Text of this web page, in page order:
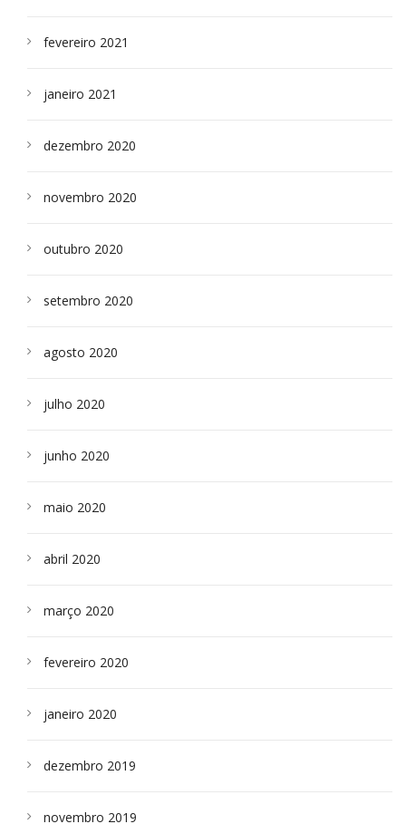
fevereiro 2021
janeiro 2021
dezembro 2020
novembro 2020
outubro 2020
setembro 2020
agosto 2020
julho 2020
junho 2020
maio 2020
abril 2020
março 2020
fevereiro 2020
janeiro 2020
dezembro 2019
novembro 2019